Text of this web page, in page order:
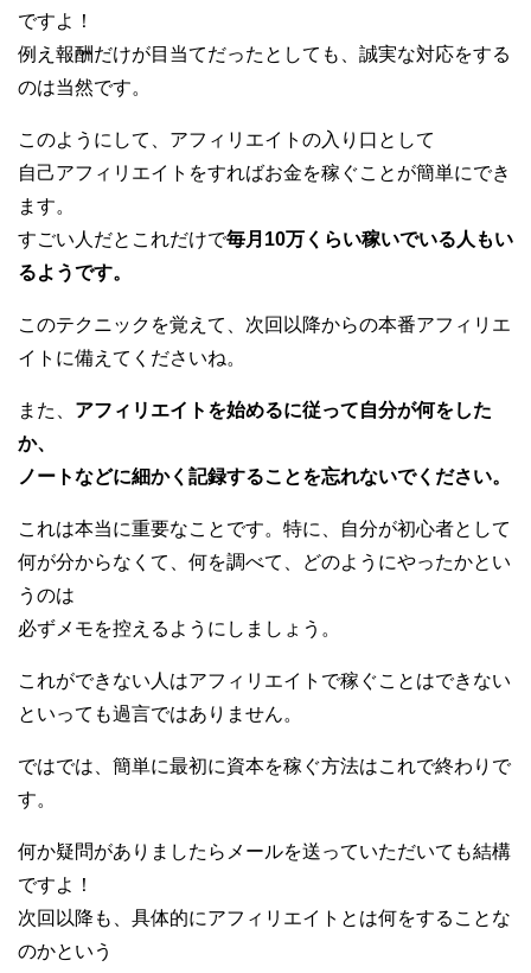
ですよ！
例え報酬だけが目当てだったとしても、誠実な対応をする
のは当然です。
このようにして、アフィリエイトの入り口として
自己アフィリエイトをすればお金を稼ぐことが簡単にでき
ます。
すごい人だとこれだけで毎月10万くらい稼いでいる人もい
るようです。
このテクニックを覚えて、次回以降からの本番アフィリエ
イトに備えてくださいね。
また、 アフィリエイトを始めるに従って自分が何をした
か、
ノートなどに細かく記録することを忘れないでください。
これは本当に重要なことです。特に、自分が初心者として
何が分からなくて、何を調べて、どのようにやったかとい
うのは
必ずメモを控えるようにしましょう。
これができない人はアフィリエイトで稼ぐことはできない
といっても過言ではありません。
ではでは、簡単に最初に資本を稼ぐ方法はこれで終わりで
す。
何か疑問がありましたらメールを送っていただいても結構
ですよ！
次回以降も、具体的にアフィリエイトとは何をすることな
のかという